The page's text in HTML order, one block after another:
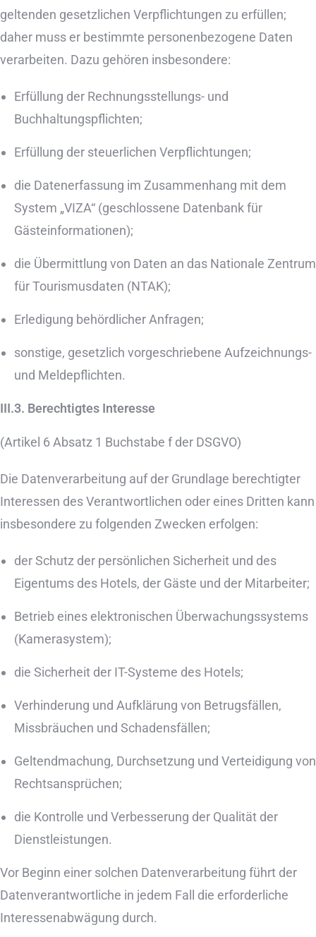
geltenden gesetzlichen Verpflichtungen zu erfüllen;
daher muss er bestimmte personenbezogene Daten
verarbeiten. Dazu gehören insbesondere:
Erfüllung der Rechnungsstellungs- und
Buchhaltungspflichten;
Erfüllung der steuerlichen Verpflichtungen;
die Datenerfassung im Zusammenhang mit dem
System „VIZA“ (geschlossene Datenbank für
Gästeinformationen);
die Übermittlung von Daten an das Nationale Zentrum
für Tourismusdaten (NTAK);
Erledigung behördlicher Anfragen;
sonstige, gesetzlich vorgeschriebene Aufzeichnungs-
und Meldepflichten.
III.3. Berechtigtes Interesse
(Artikel 6 Absatz 1 Buchstabe f der DSGVO)
Die Datenverarbeitung auf der Grundlage berechtigter
Interessen des Verantwortlichen oder eines Dritten kann
insbesondere zu folgenden Zwecken erfolgen:
der Schutz der persönlichen Sicherheit und des
Eigentums des Hotels, der Gäste und der Mitarbeiter;
Betrieb eines elektronischen Überwachungssystems
(Kamerasystem);
die Sicherheit der IT-Systeme des Hotels;
Verhinderung und Aufklärung von Betrugsfällen,
Missbräuchen und Schadensfällen;
Geltendmachung, Durchsetzung und Verteidigung von
Rechtsansprüchen;
die Kontrolle und Verbesserung der Qualität der
Dienstleistungen.
Vor Beginn einer solchen Datenverarbeitung führt der
Datenverantwortliche in jedem Fall die erforderliche
Interessenabwägung durch.